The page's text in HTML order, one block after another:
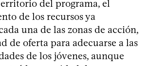
del programa, el
de los recursos ya
una de las zonas de acción,
de oferta para adecuarse a las
de los jóvenes, aunque